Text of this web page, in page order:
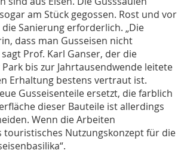
am Stück gegossen. Rost und vor
Sanierung erforderlich. „Die
dass man Gusseisen nicht
Prof. Karl Ganser, der die
bis zur Jahrtausendwende leitete
Erhaltung bestens vertraut ist.
Gusseisenteile ersetzt, die farblich
dieser Bauteile ist allerdings
Wenn die Arbeiten
touristisches Nutzungskonzept für die